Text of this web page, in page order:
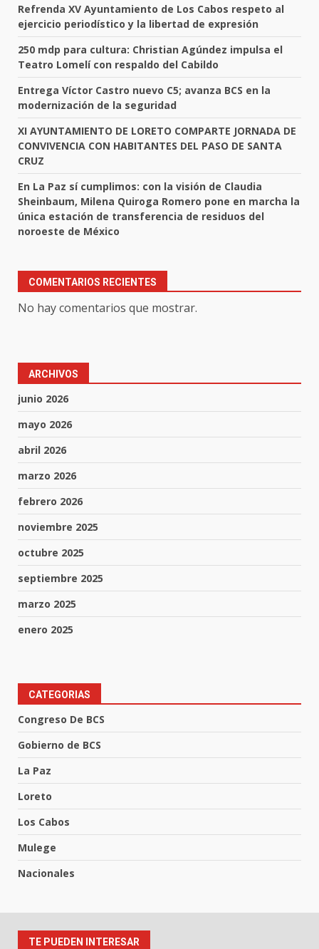
Refrenda XV Ayuntamiento de Los Cabos respeto al
ejercicio periodístico y la libertad de expresión
250 mdp para cultura: Christian Agúndez impulsa el
Teatro Lomelí con respaldo del Cabildo
Entrega Víctor Castro nuevo C5; avanza BCS en la
modernización de la seguridad
XI AYUNTAMIENTO DE LORETO COMPARTE JORNADA DE
CONVIVENCIA CON HABITANTES DEL PASO DE SANTA
CRUZ
En La Paz sí cumplimos: con la visión de Claudia
Sheinbaum, Milena Quiroga Romero pone en marcha la
única estación de transferencia de residuos del
noroeste de México
COMENTARIOS RECIENTES
No hay comentarios que mostrar.
ARCHIVOS
junio 2026
mayo 2026
abril 2026
marzo 2026
febrero 2026
noviembre 2025
octubre 2025
septiembre 2025
marzo 2025
enero 2025
CATEGORIAS
Congreso De BCS
Gobierno de BCS
La Paz
Loreto
Los Cabos
Mulege
Nacionales
TE PUEDEN INTERESAR